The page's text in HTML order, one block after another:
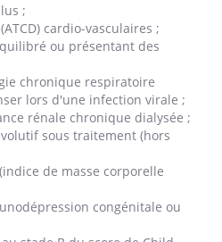
;
cardio-vasculaires ;
ou présentant des
chronique respiratoire
lors d'une infection virale ;
rénale chronique dialysée ;
sous traitement (hors
de masse corporelle
congénitale ou